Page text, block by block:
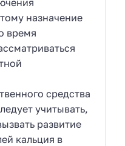
назначение
время
средства
учитывать,
развитие
кальция в